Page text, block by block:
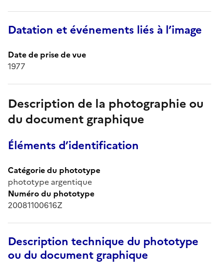
Datation et événements liés à l’image
Date de prise de vue
1977
Description de la photographie ou
du document graphique
Éléments d’identification
Catégorie du phototype
phototype argentique
Numéro du phototype
20081100616Z
Description technique du phototype
ou du document graphique